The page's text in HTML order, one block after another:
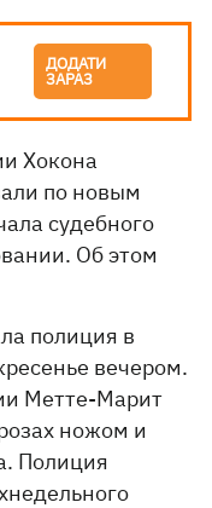
ДОДАТИ
ЗАРАЗ
Хокона
по новым
судебного
Об этом
полиция в
вечером.
Метте-Марит
ножом и
Полиция